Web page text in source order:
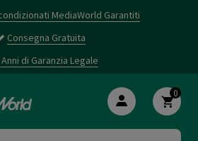
MediaWorld Garantiti
Consegna Gratuita
Anni di Garanzia Legale
0